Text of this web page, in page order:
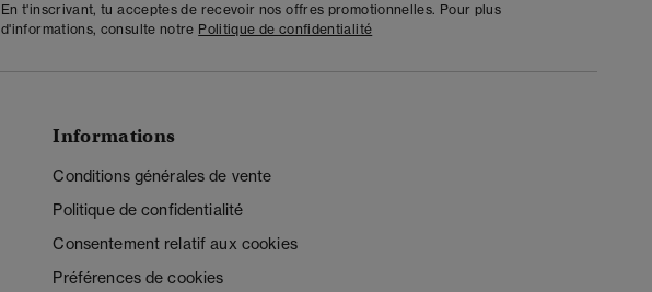
En t'inscrivant, tu acceptes de recevoir nos offres promotionnelles. Pour plus
d'informations, consulte notre Politique de confidentialité
Informations
Conditions générales de vente
Politique de confidentialité
Consentement relatif aux cookies
Préférences de cookies